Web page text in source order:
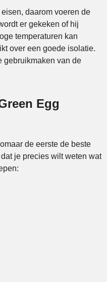
daarom voeren de
er gekeken of hij
temperaturen kan
over een goede isolatie.
gebruikmaken van de
Egg
de eerste de beste
je precies wilt weten wat